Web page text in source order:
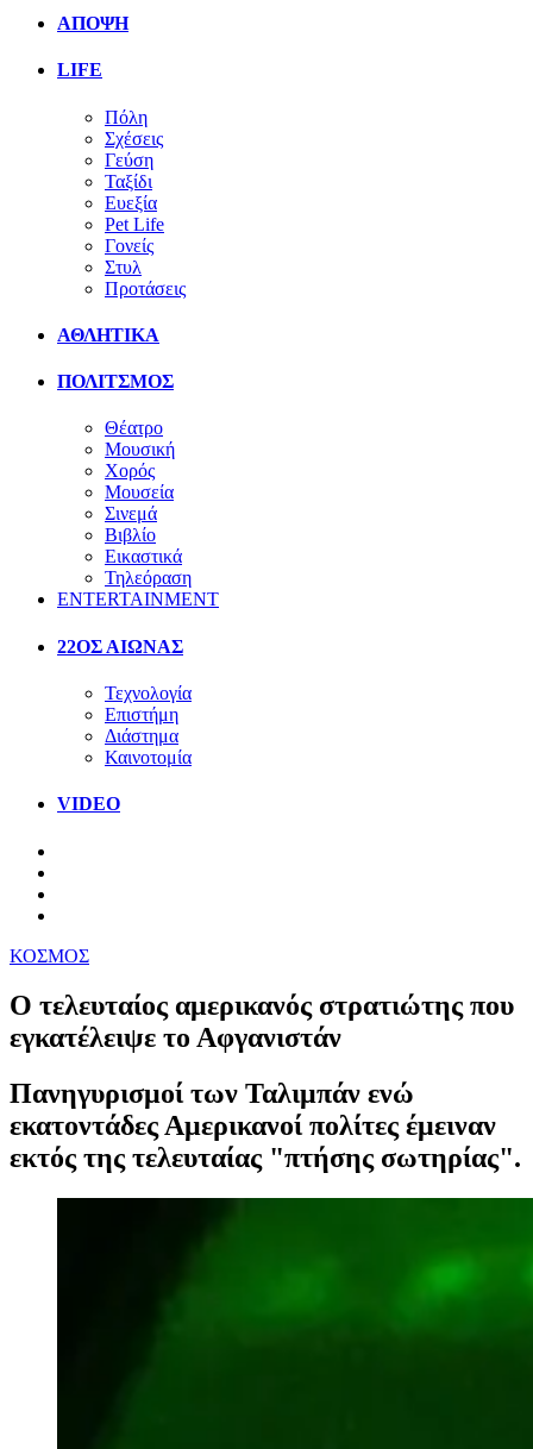
ΑΠΟΨΗ
LIFE
Πόλη
Σχέσεις
Γεύση
Ταξίδι
Ευεξία
Pet Life
Γονείς
Στυλ
Προτάσεις
ΑΘΛΗΤΙΚΑ
ΠΟΛΙΤΣΜΟΣ
Θέατρο
Μουσική
Χορός
Μουσεία
Σινεμά
Βιβλίο
Εικαστικά
Τηλεόραση
ENTERTAINMENT
22ΟΣ ΑΙΩΝΑΣ
Τεχνολογία
Επιστήμη
Διάστημα
Καινοτομία
VIDEO
ΚΟΣΜΟΣ
Ο τελευταίος αμερικανός στρατιώτης που
εγκατέλειψε το Αφγανιστάν
Πανηγυρισμοί των Ταλιμπάν ενώ
εκατοντάδες Αμερικανοί πολίτες έμειναν
εκτός της τελευταίας "πτήσης σωτηρίας".